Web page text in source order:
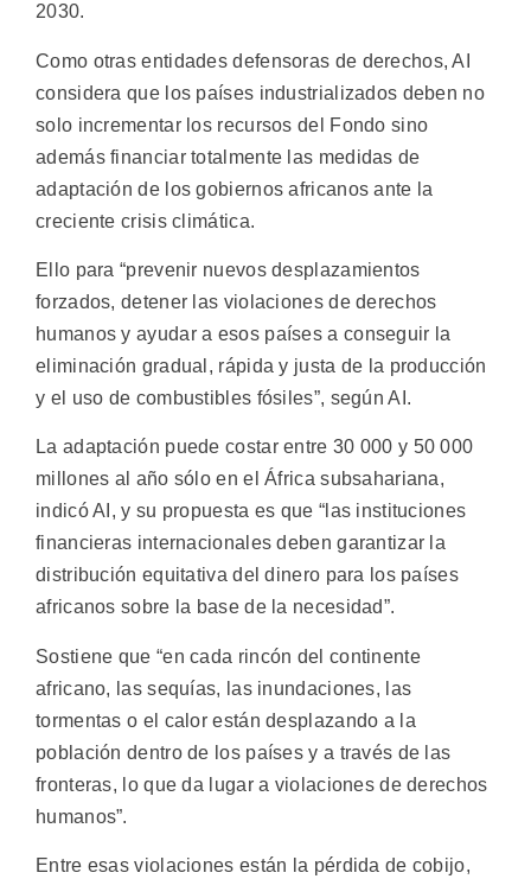
2030.
Como otras entidades defensoras de derechos, AI
considera que los países industrializados deben no
solo incrementar los recursos del Fondo sino
además financiar totalmente las medidas de
adaptación de los gobiernos africanos ante la
creciente crisis climática.
Ello para “prevenir nuevos desplazamientos
forzados, detener las violaciones de derechos
humanos y ayudar a esos países a conseguir la
eliminación gradual, rápida y justa de la producción
y el uso de combustibles fósiles”, según AI.
La adaptación puede costar entre 30 000 y 50 000
millones al año sólo en el África subsahariana,
indicó AI, y su propuesta es que “las instituciones
financieras internacionales deben garantizar la
distribución equitativa del dinero para los países
africanos sobre la base de la necesidad”.
Sostiene que “en cada rincón del continente
africano, las sequías, las inundaciones, las
tormentas o el calor están desplazando a la
población dentro de los países y a través de las
fronteras, lo que da lugar a violaciones de derechos
humanos”.
Entre esas violaciones están la pérdida de cobijo,